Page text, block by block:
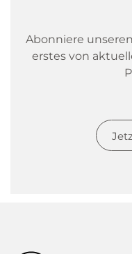
Abonniere
erstes von